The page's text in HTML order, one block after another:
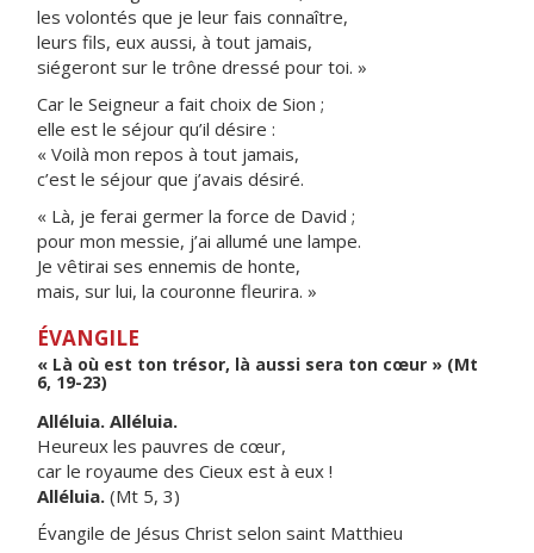
les volontés que je leur fais connaître,
leurs fils, eux aussi, à tout jamais,
siégeront sur le trône dressé pour toi. »
Car le Seigneur a fait choix de Sion ;
elle est le séjour qu’il désire :
« Voilà mon repos à tout jamais,
c’est le séjour que j’avais désiré.
« Là, je ferai germer la force de David ;
pour mon messie, j’ai allumé une lampe.
Je vêtirai ses ennemis de honte,
mais, sur lui, la couronne fleurira. »
ÉVANGILE
« Là où est ton trésor, là aussi sera ton cœur » (Mt
6, 19-23)
Alléluia. Alléluia.
Heureux les pauvres de cœur,
car le royaume des Cieux est à eux !
Alléluia. (Mt 5, 3)
Évangile de Jésus Christ selon saint Matthieu